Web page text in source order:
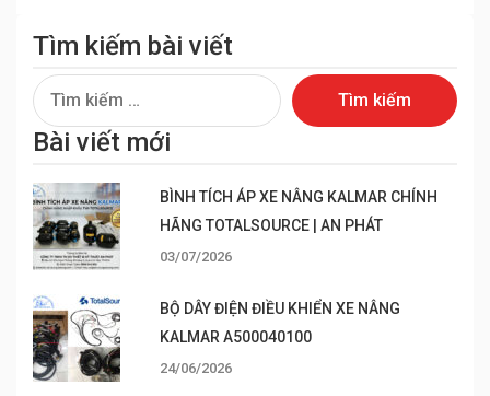
Tìm kiếm bài viết
Tìm
kiếm
cho:
Bài viết mới
BÌNH TÍCH ÁP XE NÂNG KALMAR CHÍNH
HÃNG TOTALSOURCE | AN PHÁT
03/07/2026
BỘ DÂY ĐIỆN ĐIỀU KHIỂN XE NÂNG
KALMAR A500040100
24/06/2026